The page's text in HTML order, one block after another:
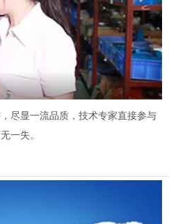
尽显一流品质，技术专家直接参与
一失。